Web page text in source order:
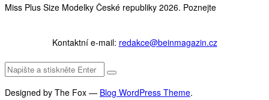
Miss Plus Size Modelky České republiky 2026. Poznejte
Kontaktní e-mail: redakce@beinmagazin.cz
Designed by The Fox — Blog WordPress Theme.